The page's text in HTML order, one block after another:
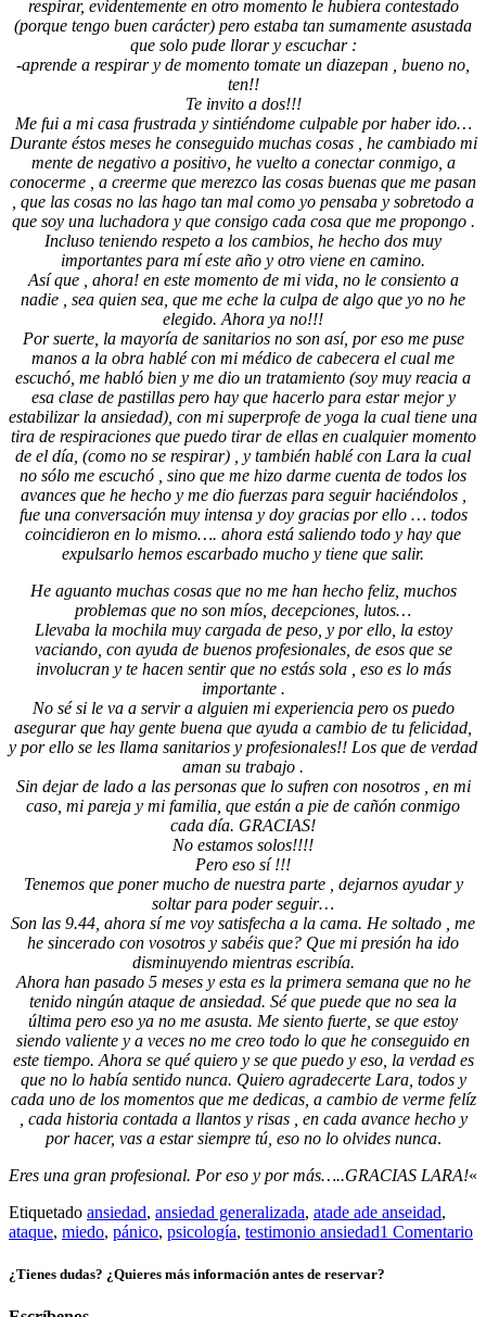
respirar, evidentemente en otro momento le hubiera contestado
(porque tengo buen carácter) pero estaba tan sumamente asustada
que solo pude llorar y escuchar :
-aprende a respirar y de momento tomate un diazepan , bueno no,
ten!!
Te invito a dos!!!
Me fui a mi casa frustrada y sintiéndome culpable por haber ido…
Durante éstos meses he conseguido muchas cosas , he cambiado mi
mente de negativo a positivo, he vuelto a conectar conmigo, a
conocerme , a creerme que merezco las cosas buenas que me pasan
, que las cosas no las hago tan mal como yo pensaba y sobretodo a
que soy una luchadora y que consigo cada cosa que me propongo .
Incluso teniendo respeto a los cambios, he hecho dos muy
importantes para mí este año y otro viene en camino.
Así que , ahora! en este momento de mi vida, no le consiento a
nadie , sea quien sea, que me eche la culpa de algo que yo no he
elegido. Ahora ya no!!!
Por suerte, la mayoría de sanitarios no son así, por eso me puse
manos a la obra hablé con mi médico de cabecera el cual me
escuchó, me habló bien y me dio un tratamiento (soy muy reacia a
esa clase de pastillas pero hay que hacerlo para estar mejor y
estabilizar la ansiedad), con mi superprofe de yoga la cual tiene una
tira de respiraciones que puedo tirar de ellas en cualquier momento
de el día, (como no se respirar) , y también hablé con Lara la cual
no sólo me escuchó , sino que me hizo darme cuenta de todos los
avances que he hecho y me dio fuerzas para seguir haciéndolos ,
fue una conversación muy intensa y doy gracias por ello … todos
coincidieron en lo mismo…. ahora está saliendo todo y hay que
expulsarlo hemos escarbado mucho y tiene que salir.
He aguanto muchas cosas que no me han hecho feliz, muchos
problemas que no son míos, decepciones, lutos…
Llevaba la mochila muy cargada de peso, y por ello, la estoy
vaciando, con ayuda de buenos profesionales, de esos que se
involucran y te hacen sentir que no estás sola , eso es lo más
importante .
No sé si le va a servir a alguien mi experiencia pero os puedo
asegurar que hay gente buena que ayuda a cambio de tu felicidad,
y por ello se les llama sanitarios y profesionales!! Los que de verdad
aman su trabajo .
Sin dejar de lado a las personas que lo sufren con nosotros , en mi
caso, mi pareja y mi familia, que están a pie de cañón conmigo
cada día. GRACIAS!
No estamos solos!!!!
Pero eso sí !!!
Tenemos que poner mucho de nuestra parte , dejarnos ayudar y
soltar para poder seguir…
Son las 9.44, ahora sí me voy satisfecha a la cama. He soltado , me
he sincerado con vosotros y sabéis que? Que mi presión ha ido
disminuyendo mientras escribía.
Ahora han pasado 5 meses y esta es la primera semana que no he
tenido ningún ataque de ansiedad. Sé que puede que no sea la
última pero eso ya no me asusta. Me siento fuerte, se que estoy
siendo valiente y a veces no me creo todo lo que he conseguido en
este tiempo. Ahora se qué quiero y se que puedo y eso, la verdad es
que no lo había sentido nunca. Quiero agradecerte Lara, todos y
cada uno de los momentos que me dedicas, a cambio de verme felíz
, cada historia contada a llantos y risas , en cada avance hecho y
por hacer, vas a estar siempre tú, eso no lo olvides nunca.
Eres una gran profesional. Por eso y por más…..GRACIAS LARA!«
Etiquetado ansiedad, ansiedad generalizada, atade ade anseidad,
ataque, miedo, pánico, psicología, testimonio ansiedad1 Comentario
¿Tienes dudas? ¿Quieres más información antes de reservar?